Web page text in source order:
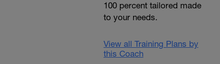
100 percent tailored made
to your needs.
View all Training Plans by
this Coach